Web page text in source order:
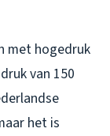
met hogedruk
van 150
het is